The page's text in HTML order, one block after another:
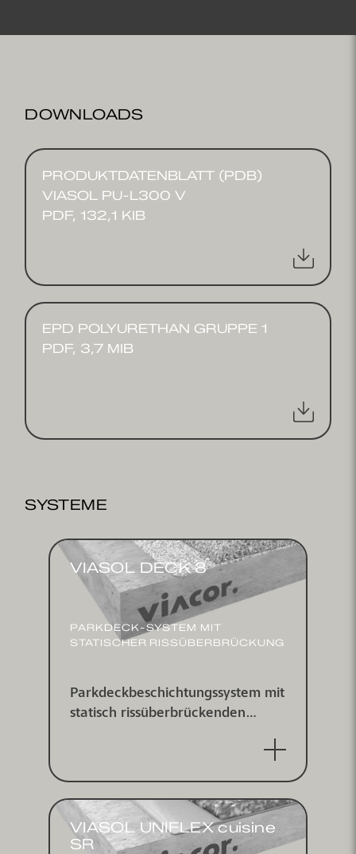
DOWNLOADS
PRODUKTDATENBLATT (PDB)
VIASOL PU-L300 V
PDF, 132,1 KIB
EPD POLYURETHAN GRUPPE 1
PDF, 3,7 MIB
SYSTEME
VIASOL DECK 8
PARKDECK-SYSTEM MIT
STATISCHER RISSÜBERBRÜCKUNG
Parkdeckbeschichtungssystem mit
statisch rissüberbrückenden
Anlehnung Klasse OS 8
VIASOL UNIFLEX cuisine
SR